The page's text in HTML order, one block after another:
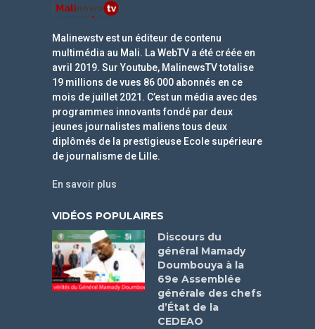
Malinewstv est un éditeur de contenu
multimédia au Mali. La WebTV a été créée en
avril 2019. Sur Youtube, MalinewsTV totalise
19 millions de vues 86 000 abonnés en ce
mois de juillet 2021. C’est un média avec des
programmes innovants fondé par deux
jeunes journalistes maliens tous deux
diplômés de la prestigieuse Ecole supérieure
de journalisme de Lille.
En savoir plus
VIDÉOS POPULAIRES
Discours du
général Mamady
Doumbouya à la
69e Assemblée
générale des chefs
d’État de la
CEDEAO